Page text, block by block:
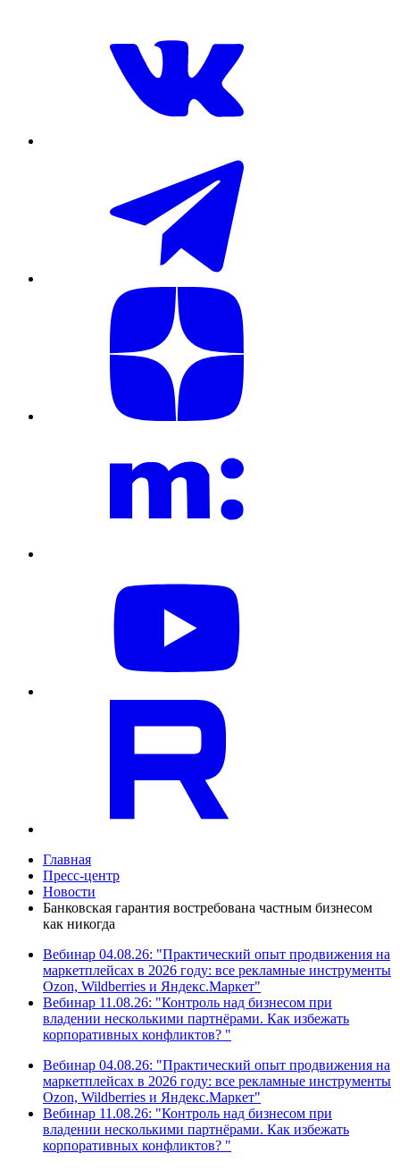
Главная
Пресс-центр
Новости
Банковская гарантия востребована частным бизнесом
как никогда
Вебинар 04.08.26: "Практический опыт продвижения на
маркетплейсах в 2026 году: все рекламные инструменты
Ozon, Wildberries и Яндекс.Маркет"
Вебинар 11.08.26: "Контроль над бизнесом при
владении несколькими партнёрами. Как избежать
корпоративных конфликтов? "
Вебинар 04.08.26: "Практический опыт продвижения на
маркетплейсах в 2026 году: все рекламные инструменты
Ozon, Wildberries и Яндекс.Маркет"
Вебинар 11.08.26: "Контроль над бизнесом при
владении несколькими партнёрами. Как избежать
корпоративных конфликтов? "